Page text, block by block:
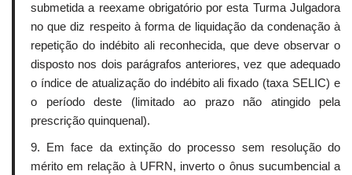
submetida a reexame obrigatório por esta Turma Julgadora
no que diz respeito à forma de liquidação da condenação à
repetição do indébito ali reconhecida, que deve observar o
disposto nos dois parágrafos anteriores, vez que adequado
o índice de atualização do indébito ali fixado (taxa SELIC) e
o período deste (limitado ao prazo não atingido pela
prescrição quinquenal).
9. Em face da extinção do processo sem resolução do
mérito em relação à UFRN, inverto o ônus sucumbencial a